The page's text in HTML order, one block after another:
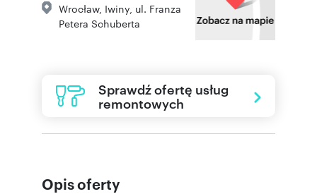
Wrocław, Iwiny ul. Franza
Petera Schuberta
Sprawdź ofertę usług
remontowych
Opis oferty